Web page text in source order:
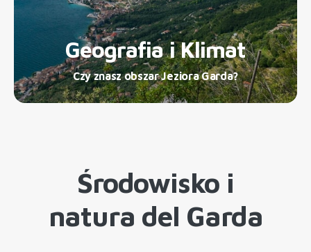
Geografia i Klimat
Czy znasz obszar Jeziora Garda?
Środowisko i
natura del Garda